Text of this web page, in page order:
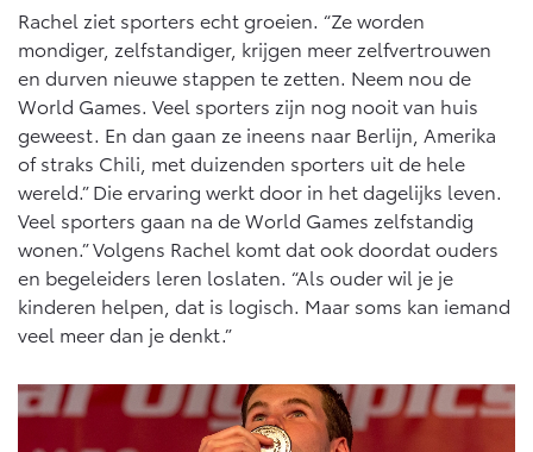
Land Cruiser (excl. BTW)
Vanaf € 89.986,-
Rachel ziet sporters echt groeien. “Ze worden
mondiger, zelfstandiger, krijgen meer zelfvertrouwen
en durven nieuwe stappen te zetten. Neem nou de
World Games. Veel sporters zijn nog nooit van huis
geweest. En dan gaan ze ineens naar Berlijn, Amerika
of straks Chili, met duizenden sporters uit de hele
wereld.” Die ervaring werkt door in het dagelijks leven.
Veel sporters gaan na de World Games zelfstandig
wonen.” Volgens Rachel komt dat ook doordat ouders
en begeleiders leren loslaten. “Als ouder wil je je
kinderen helpen, dat is logisch. Maar soms kan iemand
veel meer dan je denkt.”